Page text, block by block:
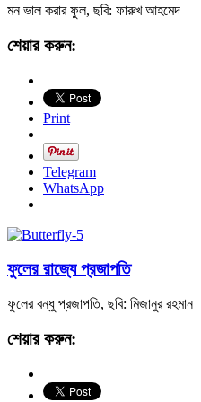
মন ভাল করার ফুল, ছবি: ফারুখ আহমেদ
শেয়ার করুন:
Print
Telegram
WhatsApp
ফুলের রাজ্যে প্রজাপতি
ফুলের বন্ধু প্রজাপতি, ছবি: মিজানুর রহমান
শেয়ার করুন: